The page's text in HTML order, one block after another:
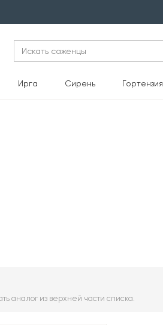
Search
for:
Ирга Сирень Гортензия
аналог из верхней части списка.